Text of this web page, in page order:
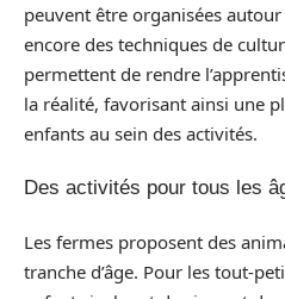
peuvent être organisées
encore des techniques de
permettent de rendre
la réalité, favorisant ainsi une
enfants au sein des activités.
Des activités pour tous les
Les fermes proposent des
tranche d’âge. Pour les tout-